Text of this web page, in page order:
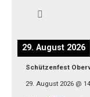
29. August 2026
Schützenfest
29. August 2026 @